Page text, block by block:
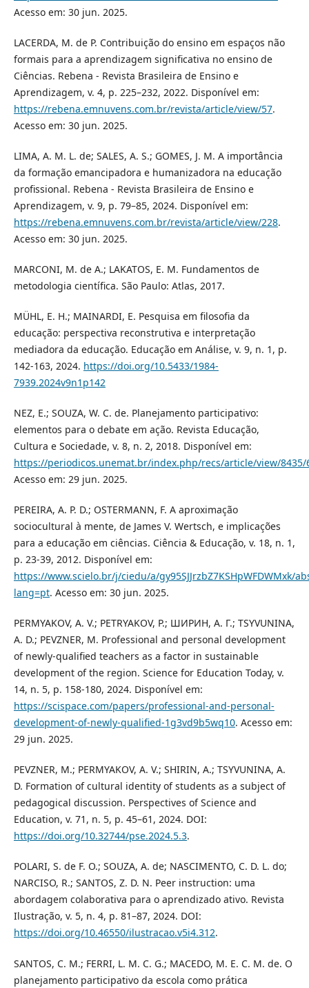
Acesso em: 30 jun. 2025.
LACERDA, M. de P. Contribuição do ensino em espaços não
formais para a aprendizagem significativa no ensino de
Ciências. Rebena - Revista Brasileira de Ensino e
Aprendizagem, v. 4, p. 225–232, 2022. Disponível em:
https://rebena.emnuvens.com.br/revista/article/view/57.
Acesso em: 30 jun. 2025.
LIMA, A. M. L. de; SALES, A. S.; GOMES, J. M. A importância
da formação emancipadora e humanizadora na educação
profissional. Rebena - Revista Brasileira de Ensino e
Aprendizagem, v. 9, p. 79–85, 2024. Disponível em:
https://rebena.emnuvens.com.br/revista/article/view/228.
Acesso em: 30 jun. 2025.
MARCONI, M. de A.; LAKATOS, E. M. Fundamentos de
metodologia científica. São Paulo: Atlas, 2017.
MÜHL, E. H.; MAINARDI, E. Pesquisa em filosofia da
educação: perspectiva reconstrutiva e interpretação
mediadora da educação. Educação em Análise, v. 9, n. 1, p.
142-163, 2024. https://doi.org/10.5433/1984-
7939.2024v9n1p142
NEZ, E.; SOUZA, W. C. de. Planejamento participativo:
elementos para o debate em ação. Revista Educação,
Cultura e Sociedade, v. 8, n. 2, 2018. Disponível em:
https://periodicos.unemat.br/index.php/recs/article/view/8435/
Acesso em: 29 jun. 2025.
PEREIRA, A. P. D.; OSTERMANN, F. A aproximação
sociocultural à mente, de James V. Wertsch, e implicações
para a educação em ciências. Ciência & Educação, v. 18, n. 1,
p. 23-39, 2012. Disponível em:
https://www.scielo.br/j/ciedu/a/gy95SJJrzbZ7KSHpWFDWMxk/
lang=pt. Acesso em: 30 jun. 2025.
PERMYAKOV, A. V.; PETRYAKOV, P.; ШИРИН, А. Г.; TSYVUNINA,
A. D.; PEVZNER, M. Professional and personal development
of newly-qualified teachers as a factor in sustainable
development of the region. Science for Education Today, v.
14, n. 5, p. 158-180, 2024. Disponível em:
https://scispace.com/papers/professional-and-personal-
development-of-newly-qualified-1g3vd9b5wq10. Acesso em:
29 jun. 2025.
PEVZNER, M.; PERMYAKOV, A. V.; SHIRIN, A.; TSYVUNINA, A.
D. Formation of cultural identity of students as a subject of
pedagogical discussion. Perspectives of Science and
Education, v. 71, n. 5, p. 45–61, 2024. DOI:
https://doi.org/10.32744/pse.2024.5.3.
POLARI, S. de F. O.; SOUZA, A. de; NASCIMENTO, C. D. L. do;
NARCISO, R.; SANTOS, Z. D. N. Peer instruction: uma
abordagem colaborativa para o aprendizado ativo. Revista
Ilustração, v. 5, n. 4, p. 81–87, 2024. DOI:
https://doi.org/10.46550/ilustracao.v5i4.312.
SANTOS, C. M.; FERRI, L. M. C. G.; MACEDO, M. E. C. M. de. O
planejamento participativo da escola como prática